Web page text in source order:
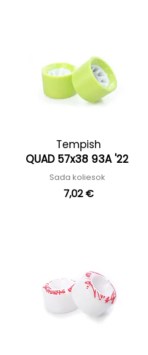
Tempish
QUAD 57x38 93A '22
Sada koliesok
7,02 €